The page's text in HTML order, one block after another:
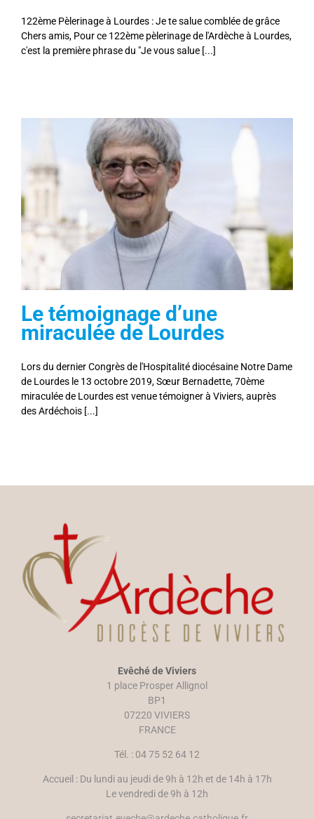
122ème Pèlerinage à Lourdes : Je te salue comblée de grâce
Chers amis, Pour ce 122ème pèlerinage de l'Ardèche à Lourdes,
c'est la première phrase du "Je vous salue [...]
Le témoignage d’une
miraculée de Lourdes
Lors du dernier Congrès de l'Hospitalité diocésaine Notre Dame
de Lourdes le 13 octobre 2019, Sœur Bernadette, 70ème
miraculée de Lourdes est venue témoigner à Viviers, auprès
des Ardéchois [...]
Evêché de Viviers
1 place Prosper Allignol
BP1
07220 VIVIERS
FRANCE
Tél. : 04 75 52 64 12
Accueil : Du lundi au jeudi de 9h à 12h et de 14h à 17h
Le vendredi de 9h à 12h